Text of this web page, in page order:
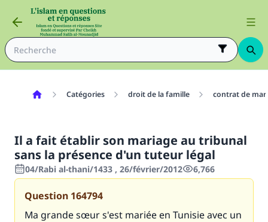
Catégories droit de la famille contrat de
Il a fait établir son mariage au tribunal
sans la présence d'un tuteur légal
04/Rabi al-thani/1433 , 26/février/2012 6,766
Question 164794
Ma grande sœur s'est mariée en Tunisie avec un